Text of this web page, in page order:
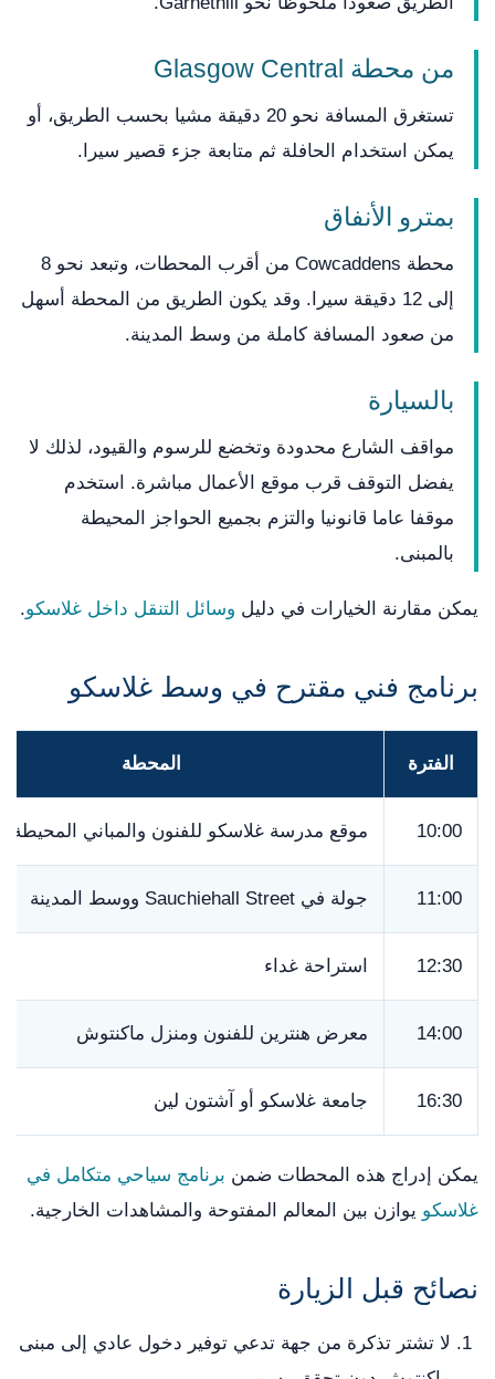
من محطة Glasgow Central
تستغرق المسافة نحو 20 دقيقة مشيا بحسب الطريق، أو
يمكن استخدام الحافلة ثم متابعة جزء قصير سيرا.
بمترو الأنفاق
محطة Cowcaddens من أقرب المحطات، وتبعد نحو 8
إلى 12 دقيقة سيرا. وقد يكون الطريق من المحطة أسهل
من صعود المسافة كاملة من وسط المدينة.
بالسيارة
مواقف الشارع محدودة وتخضع للرسوم والقيود، لذلك لا
يفضل التوقف قرب موقع الأعمال مباشرة. استخدم
موقفا عاما قانونيا والتزم بجميع الحواجز المحيطة
بالمبنى.
يمكن مقارنة الخيارات في دليل وسائل التنقل داخل غلاسكو.
برنامج فني مقترح في وسط غلاسكو
الفترة المحطة
10:00 موقع مدرسة غلاسكو للفنون والمباني المحيطة
11:00 جولة في Sauchiehall Street ووسط المدينة
12:30 استراحة غداء
14:00 معرض هنترين للفنون ومنزل ماكنتوش
16:30 جامعة غلاسكو أو آشتون لين
يمكن إدراج هذه المحطات ضمن برنامج سياحي متكامل في
غلاسكو يوازن بين المعالم المفتوحة والمشاهدات الخارجية.
نصائح قبل الزيارة
لا تشتر تذكرة من جهة تدعي توفير دخول عادي إلى مبنى